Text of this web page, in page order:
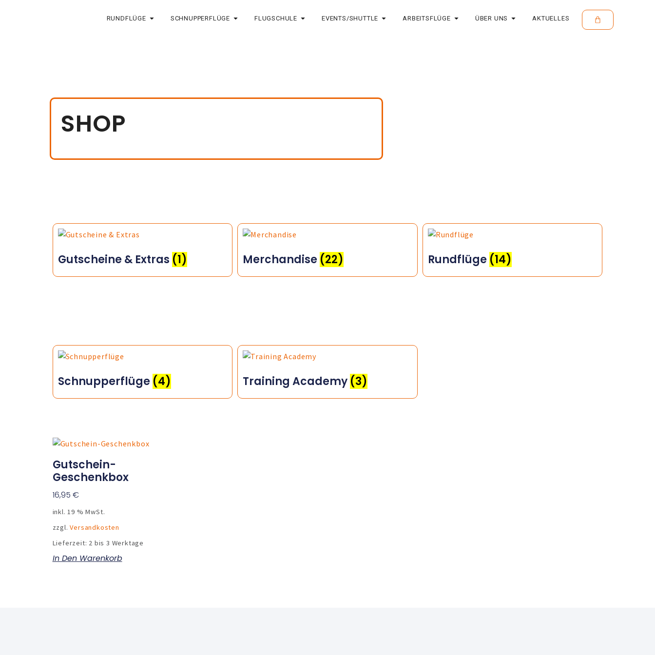
RUNDFLÜGE SCHNUPPERFLÜGE FLUGSCHULE EVENTS/SHUTTLE ARBEITSFLÜGE ÜBER UNS AKTUELLES
SHOP
Gutscheine & Extras (1) Merchandise (22) Rundflüge (14)
Schnupperflüge (4) Training Academy (3)
Gutschein-
Geschenkbox
16,95 €
inkl. 19 % MwSt.
zzgl.Versandkosten
Lieferzeit: 2 bis 3 Werktage
In Den Warenkorb